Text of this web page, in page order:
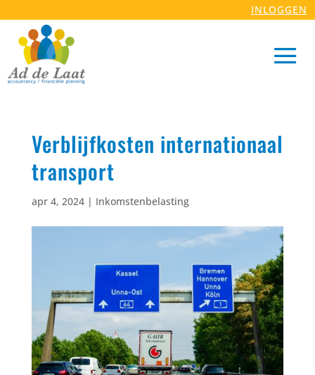
INLOGGEN
Verblijfkosten internationaal
transport
apr 4, 2024| Inkomstenbelasting